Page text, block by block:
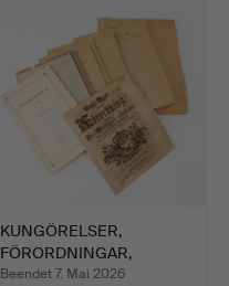
KUNGÖRELSER,
FÖRORDNINGAR,
SKRIFTER, 22 de…
Beendet 7. Mai 2026